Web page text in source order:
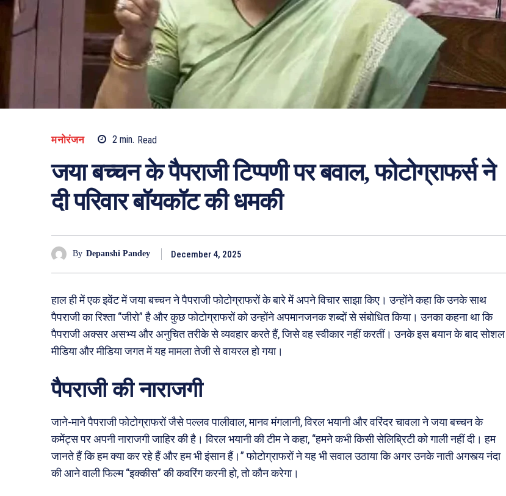
मनोरंजन 2min. Read
जया बच्चन के पैपराजी टिप्पणी पर बवाल, फोटोग्राफर्स ने
दी परिवार बॉयकॉट की धमकी
By Depanshi Pandey December 4, 2025
हाल ही में एक इवेंट में जया बच्चन ने पैपराजी फोटोग्राफरों के बारे में अपने विचार साझा किए। उन्होंने कहा कि उनके साथ
पैपराजी का रिश्ता “जीरो” है और कुछ फोटोग्राफरों को उन्होंने अपमानजनक शब्दों से संबोधित किया। उनका कहना था कि
पैपराजी अक्सर असभ्य और अनुचित तरीके से व्यवहार करते हैं, जिसे वह स्वीकार नहीं करतीं। उनके इस बयान के बाद सोशल
मीडिया और मीडिया जगत में यह मामला तेजी से वायरल हो गया।
पैपराजी की नाराजगी
जाने-माने पैपराजी फोटोग्राफरों जैसे पल्लव पालीवाल, मानव मंगलानी, विरल भयानी और वरिंदर चावला ने जया बच्चन के
कमेंट्स पर अपनी नाराजगी जाहिर की है। विरल भयानी की टीम ने कहा, “हमने कभी किसी सेलिब्रिटी को गाली नहीं दी। हम
जानते हैं कि हम क्या कर रहे हैं और हम भी इंसान हैं।” फोटोग्राफरों ने यह भी सवाल उठाया कि अगर उनके नाती अगस्त्य नंदा
की आने वाली फिल्म “इक्कीस” की कवरिंग करनी हो, तो कौन करेगा।